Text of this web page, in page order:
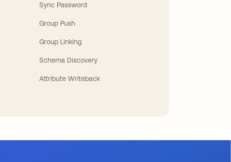
Sync Password
Group Push
Group Linking
Schema Discovery
Attribute Writeback